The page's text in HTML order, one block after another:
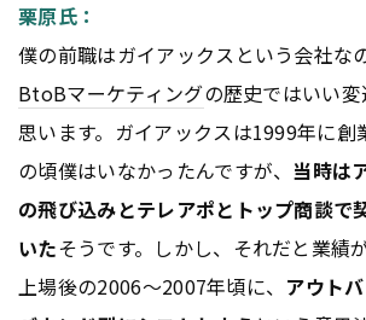
栗原氏：
僕の前職はガイアックスという会社な
BtoBマーケティングの歴史ではいい
思います。ガイアックスは1999年に創
の頃僕はいなかったんですが、 当時は
の飛び込みとテレアポとトップ商談で
いたそうです。しかし、それだと業績
上場後の2006〜2007年頃に、 アウト